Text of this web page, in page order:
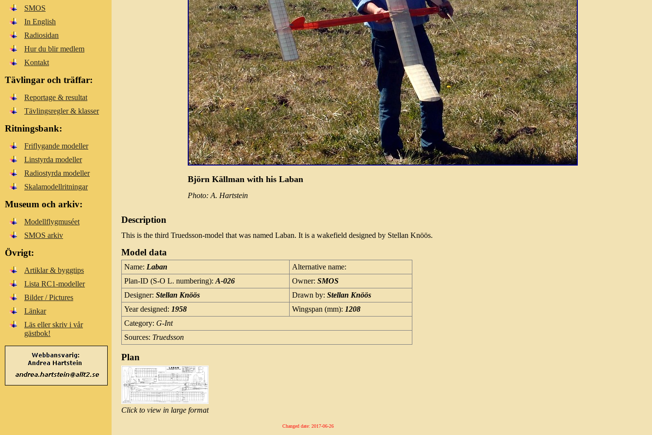
Björn Källman with his Laban
Photo: A. Hartstein
Description
This is the third Truedsson-model that was named Laban. It is a wakefield designed by Stellan Knöös.
Model data
Name: Laban
Alternative name:
Plan-ID (S-O L. numbering): A-026 Owner: SMOS
Designer: Stellan Knöös Drawn by: Stellan Knöös
Year designed: 1958 Wingspan (mm): 1208
Category: G-Int
Sources: Truedsson
Plan
Click to view in large format
Changed date: 2017-06-26
SMOS
In English
Radiosidan
Hur du blir medlem
Kontakt
Tävlingar och träffar:
Reportage & resultat
Tävlingsregler & klasser
Ritningsbank:
Friflygande modeller
Linstyrda modeller
Radiostyrda modeller
Skalamodellritningar
Museum och arkiv:
Modellflygmuséet
SMOS arkiv
Övrigt:
Artiklar & byggtips
Lista RC1-modeller
Bilder / Pictures
Länkar
Läs eller skriv i vår
gästbok!